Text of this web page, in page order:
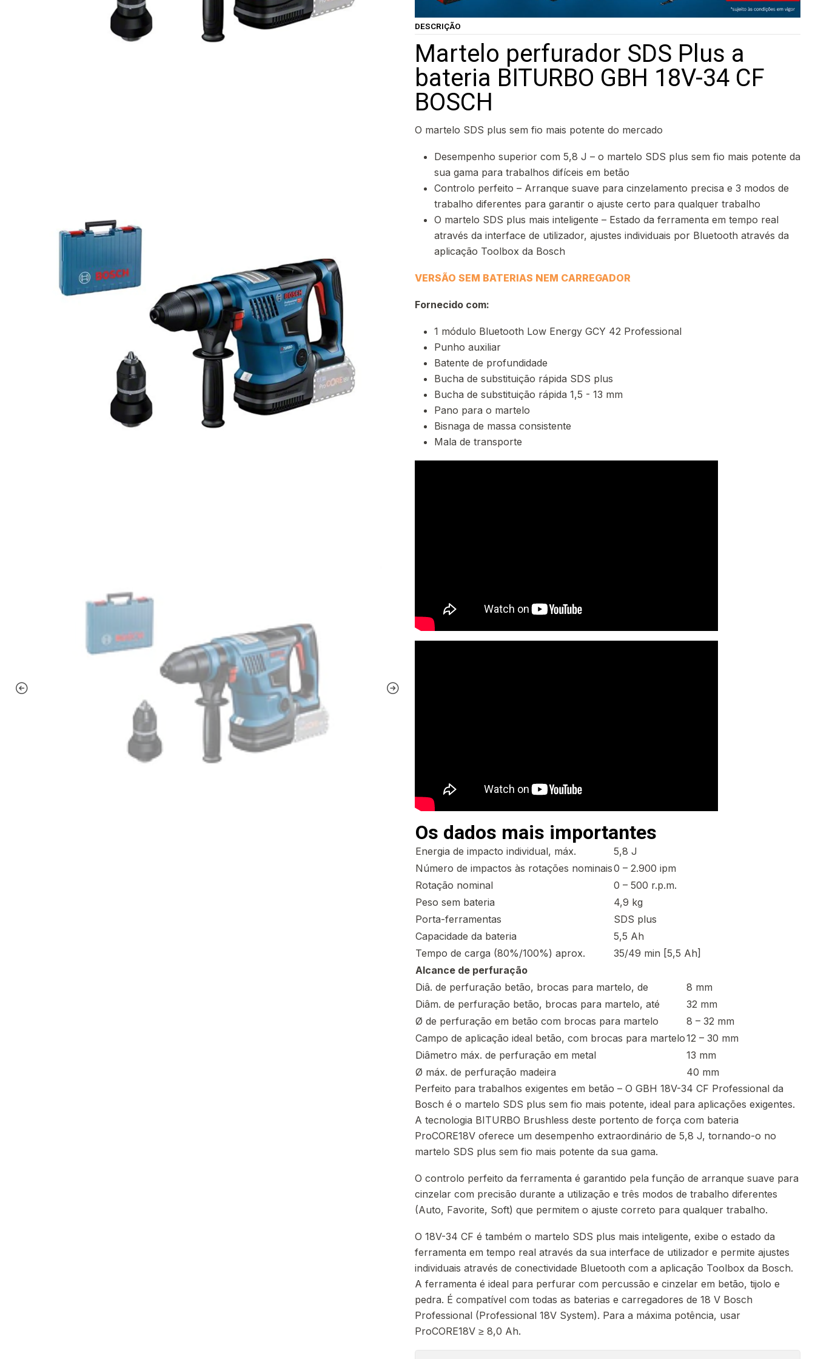
DESCRIÇÃO
Martelo perfurador SDS Plus a
bateria BITURBO GBH 18V-34 CF
BOSCH
O martelo SDS plus sem fio mais potente do mercado
Desempenho superior com 5,8 J – o martelo SDS plus sem fio mais potente da
sua gama para trabalhos difíceis em betão
Controlo perfeito – Arranque suave para cinzelamento precisa e 3 modos de
trabalho diferentes para garantir o ajuste certo para qualquer trabalho
O martelo SDS plus mais inteligente – Estado da ferramenta em tempo real
através da interface de utilizador, ajustes individuais por Bluetooth através da
aplicação Toolbox da Bosch
VERSÃO SEM BATERIAS NEM CARREGADOR
Fornecido com:
1 módulo Bluetooth Low Energy GCY 42 Professional
Punho auxiliar
Batente de profundidade
Bucha de substituição rápida SDS plus
Bucha de substituição rápida 1,5 - 13 mm
Pano para o martelo
Bisnaga de massa consistente
Mala de transporte
Os dados mais importantes
Energia de impacto individual, máx.
5,8 J
Número de impactos às rotações nominais0 – 2.900 ipm
Rotação nominal
0 – 500 r.p.m.
Peso sem bateria
4,9 kg
Porta-ferramentas
SDS plus
Capacidade da bateria
5,5 Ah
Tempo de carga (80%/100%) aprox.
35/49 min [5,5 Ah]
Alcance de perfuração
Diâ. de perfuração betão, brocas para martelo, de
8 mm
Diâm. de perfuração betão, brocas para martelo, até
32 mm
Ø de perfuração em betão com brocas para martelo
8 – 32 mm
Campo de aplicação ideal betão, com brocas para martelo12 – 30 mm
Diâmetro máx. de perfuração em metal
13 mm
Ø máx. de perfuração madeira
40 mm
Perfeito para trabalhos exigentes em betão – O GBH 18V-34 CF Professional da
Bosch é o martelo SDS plus sem fio mais potente, ideal para aplicações exigentes.
A tecnologia BITURBO Brushless deste portento de força com bateria
ProCORE18V oferece um desempenho extraordinário de 5,8 J, tornando-o no
martelo SDS plus sem fio mais potente da sua gama.
O controlo perfeito da ferramenta é garantido pela função de arranque suave para
cinzelar com precisão durante a utilização e três modos de trabalho diferentes
(Auto, Favorite, Soft) que permitem o ajuste correto para qualquer trabalho.
O 18V-34 CF é também o martelo SDS plus mais inteligente, exibe o estado da
ferramenta em tempo real através da sua interface de utilizador e permite ajustes
individuais através de conectividade Bluetooth com a aplicação Toolbox da Bosch.
A ferramenta é ideal para perfurar com percussão e cinzelar em betão, tijolo e
pedra. É compatível com todas as baterias e carregadores de 18 V Bosch
Professional (Professional 18V System). Para a máxima potência, usar
ProCORE18V ≥ 8,0 Ah.